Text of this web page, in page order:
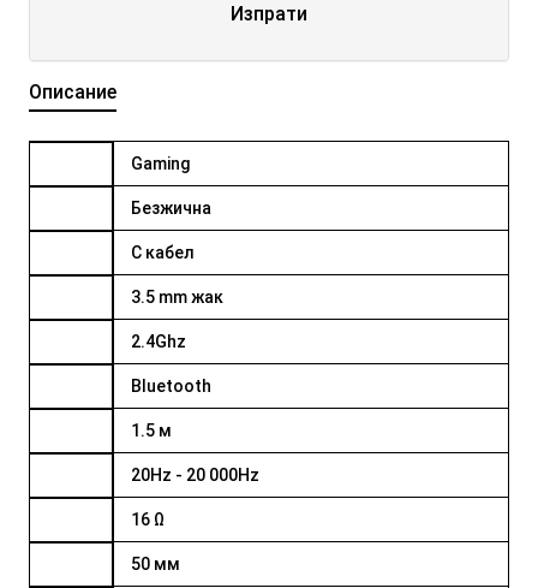
Изпрати
Описание
Gaming
Безжична
С кабел
3.5 mm жак
2.4Ghz
Bluetooth
1.5 м
20Hz - 20 000Hz
16 Ω
50 мм